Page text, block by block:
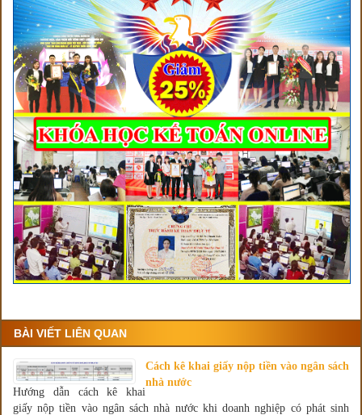
BÀI VIẾT LIÊN QUAN
Cách kê khai giấy nộp tiền vào ngân sách
nhà nước
Hướng dẫn cách kê khai
giấy nộp tiền vào ngân sách nhà nước khi doanh nghiệp có phát sinh